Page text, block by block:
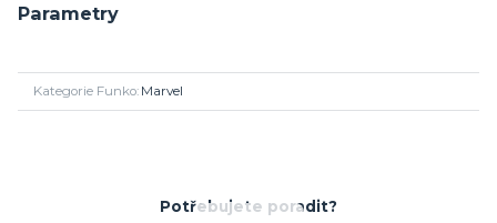
Parametry
Kategorie Funko Marvel
Potřebujete poradit?